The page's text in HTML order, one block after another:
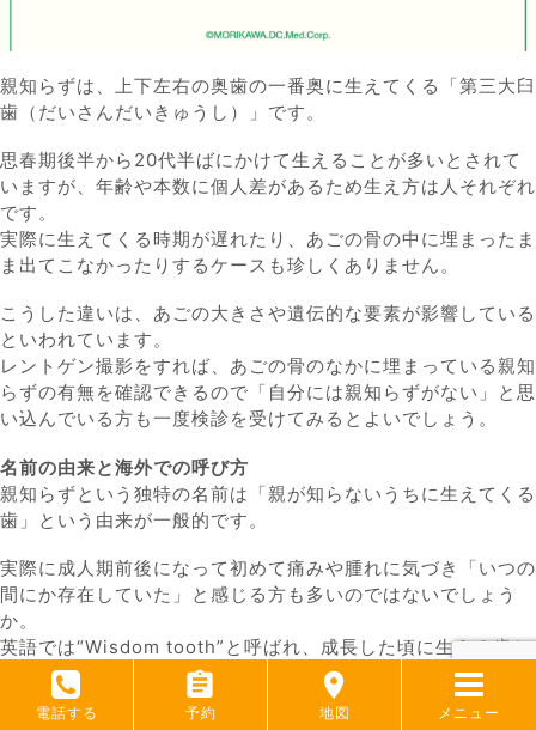
電話する 予約 地図 メニュー
親知らずは、上下左右の奥歯の一番奥に生えてくる
「第三大臼
歯（だいさんだいきゅうし）」 です。
思春期後半から20代半ばにかけて生えることが多いとされて
いますが、年齢や本数に個人差があるため生え方は人それぞれ
です。
実際に生えてくる時期が遅れたり、あごの骨の中に埋まったま
ま出てこなかったりするケースも珍しくありません。
こうした違いは、あごの大きさや遺伝的な要素が影響している
といわれています。
レントゲン撮影をすれば、あごの骨のなかに埋まっている親知
らずの有無を確認できるので 「自分には親知らずがない」
と思
い込んでいる方も一度検診を受けてみるとよいでしょう。
名前の由来と海外での呼び方
親知らずという独特の名前は 「親が知らないうちに生えてくる
歯」
という由来が一般的です。
実際に成人期前後になって初めて痛みや腫れに気づき
「いつの
間にか存在していた」
と感じる方も多いのではないでしょう
か。
英語では“Wisdom tooth”と呼ばれ、成長した頃に生える歯と
いうイメージが含まれています。
日本語と英語では呼び方が異なるものの、多くの国で「遅い時